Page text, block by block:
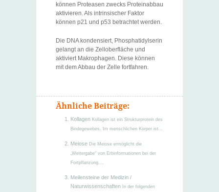
können Proteasen zwecks Proteinabbau
aktivieren. Als intrinsischer Faktor
können p21 und p53 betrachtet werden.
Die DNA kondensiert, Phosphatidylserin
gelangt an die Zelloberfläche und
aktiviert Makrophagen. Diese können
mit dem Abbau der Zelle fortfahren.
Ähnliche Beiträge:
Kollagen Kollagen ist ein Strukturprotein des
Bindegewebes. Im menschlichen Körper ist...
Meiose Die Meiose ermöglicht die
„Weitergabe“ von Erbinformationen bei der
Fortpflanzung....
Meilensteine der Medizin /
Naturwissenschaften In der folgenden